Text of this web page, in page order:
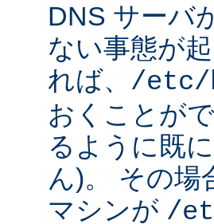
DNS サーバ
ない事態が
れば、 /etc/
おくことが
るように既
ん)。 その場
マシンが /